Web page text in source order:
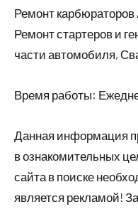
Ремонт
Ремонт стартеров и
части автомобиля,
Время работы:
Данная информация
в ознакомительных
сайта в поиске
является рекламой!